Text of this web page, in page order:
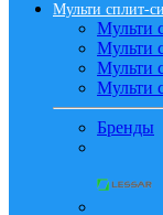
Мульти сплит-
Мульти
Мульти
Мульти
Мульти
Бренды